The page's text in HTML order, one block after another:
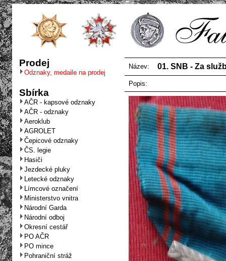
Prodej
Odznaky, medaile na prodej
Sbírka
AČR - kapsové odznaky
AČR - odznaky
Aeroklub
AGROLET
Čepicové odznaky
ČS. legie
Hasiči
Jezdecké pluky
Letecké odznaky
Límcové označení
Ministerstvo vnitra
Národní Garda
Národní odboj
Okresní cestář
PO AČR
PO mince
Pohraniční stráž
Název: 01. SNB - Za
Popis: